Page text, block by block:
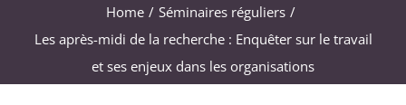
Home
Séminaires réguliers
Les après-midi de la recherche : Enquêter sur le travail
et ses enjeux dans les organisations